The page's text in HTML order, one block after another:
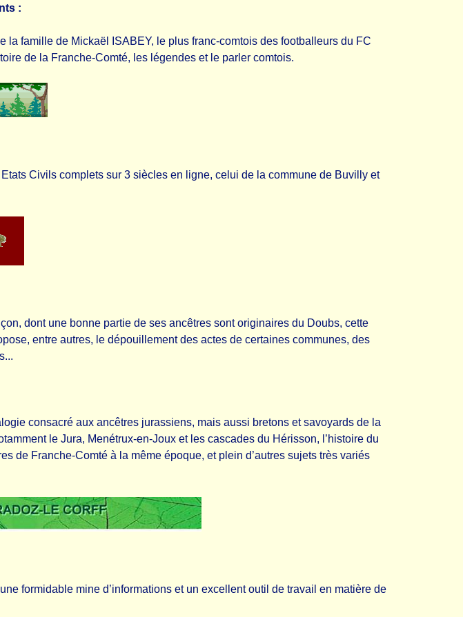
:
la famille de Mickaël ISABEY, le plus franc-comtois des footballeurs du FC
de la Franche-Comté, les légendes et le parler comtois.
Civils complets sur 3 siècles en ligne, celui de la commune de Buvilly et
dont une bonne partie de ses ancêtres sont originaires du Doubs, cette
entre autres, le dépouillement des actes de certaines communes, des
consacré aux ancêtres jurassiens, mais aussi bretons et savoyards de la
le Jura, Menétrux-en-Joux et les cascades du Hérisson, l’histoire du
de Franche-Comté à la même époque, et plein d’autres sujets très variés
formidable mine d’informations et un excellent outil de travail en matière de